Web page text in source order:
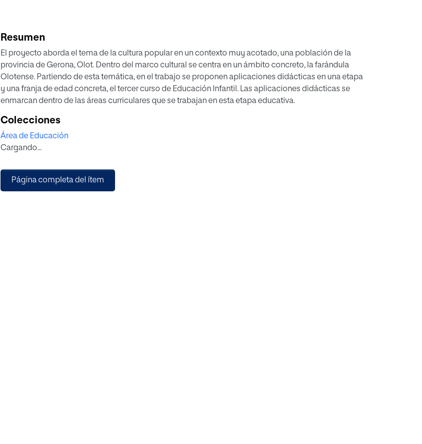
Resumen
El proyecto aborda el tema de la cultura popular en un contexto muy acotado, una población de la
provincia de Gerona, Olot. Dentro del marco cultural se centra en un ámbito concreto, la farándula
Olotense. Partiendo de esta temática, en el trabajo se proponen aplicaciones didácticas en una etapa
y una franja de edad concreta, el tercer curso de Educación Infantil. Las aplicaciones didácticas se
enmarcan dentro de las áreas curriculares que se trabajan en esta etapa educativa.
Colecciones
Área de Educación
Cargando...
Página completa del ítem